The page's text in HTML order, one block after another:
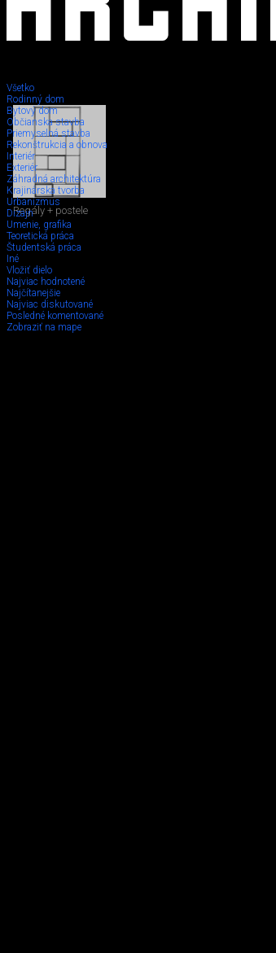
Všetko
Rodinný dom
Bytový dom
Občianska stavba
Priemyselná stavba
Rekonštrukcia a obnova
Interiér
Exteriér
Záhradná architektúra
Krajinárska tvorba
Urbanizmus
Dizajn
Umenie, grafika
Teoretická práca
Študentská práca
Iné
Vložiť dielo
Najviac hodnotené
Najčítanejšie
Najviac diskutované
Posledné komentované
Zobraziť na mape
Regály + postele